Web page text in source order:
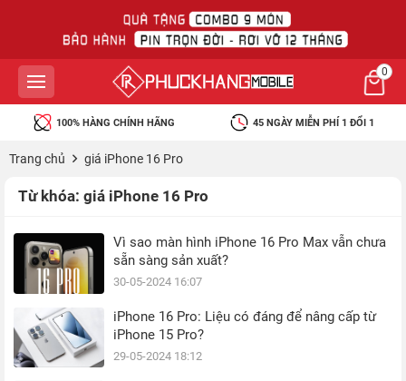
0
100% HÀNG CHÍNH HÃNG 45 NGÀY MIỄN PHÍ 1 ĐỔI 1
Trang chủ giá iPhone 16 Pro
Từ khóa: giá iPhone 16 Pro
Vì sao màn hình iPhone 16 Pro Max vẫn chưa
sẵn sàng sản xuất?
30-05-2024 16:07
iPhone 16 Pro: Liệu có đáng để nâng cấp từ
iPhone 15 Pro?
29-05-2024 18:12